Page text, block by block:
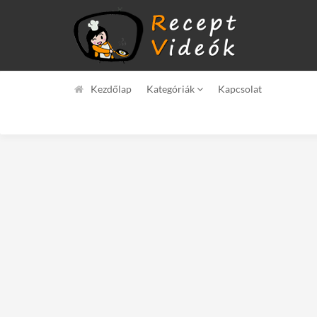
Kezdőlap Kategóriák Kapcsolat